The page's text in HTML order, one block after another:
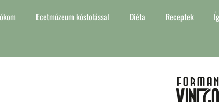
Ecetmúzeum kóstolással Diéta Receptek